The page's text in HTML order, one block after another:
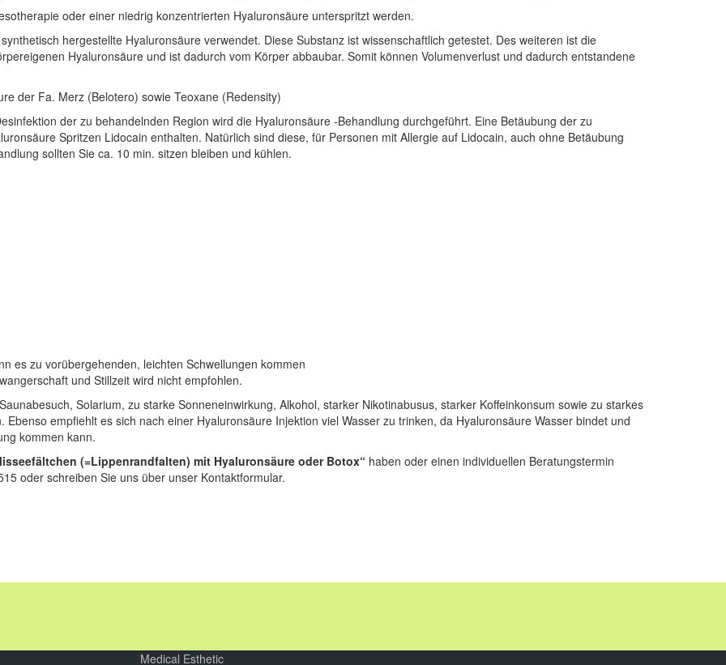
oder einer niedrig konzentrierten Hyaluronsäure unterspritzt werden.
hergestellte Hyaluronsäure verwendet. Diese Substanz ist wissenschaftlich getestet. Des weiteren ist die
Hyaluronsäure und ist dadurch vom Körper abbaubar. Somit können Volumenverlust und dadurch entstandene
der Fa. Merz (Belotero) sowie Teoxane (Redensity)
der zu behandelnden Region wird die Hyaluronsäure -Behandlung durchgeführt. Eine Betäubung der zu
Spritzen Lidocain enthalten. Natürlich sind diese, für Personen mit Allergie auf Lidocain, auch ohne Betäubung
sollten Sie ca. 10 min. sitzen bleiben und kühlen.
es zu vorübergehenden, leichten Schwellungen kommen
und Stillzeit wird nicht empfohlen.
Solarium, zu starke Sonneneinwirkung, Alkohol, starker Nikotinabusus, starker Koffeinkonsum sowie zu starkes
empfiehlt es sich nach einer Hyaluronsäure Injektion viel Wasser zu trinken, da Hyaluronsäure Wasser bindet und
kommen kann.
(=Lippenrandfalten) mit Hyaluronsäure oder Botox“ haben oder einen individuellen Beratungstermin
oder schreiben Sie uns über unser Kontaktformular.
Medical Esthetic